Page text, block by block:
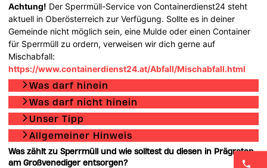
Achtung! Der Sperrmüll-Service von Containerdienst24 steht
aktuell in Oberösterreich zur Verfügung. Sollte es in deiner
Gemeinde nicht möglich sein, eine Mulde oder einen Container
für Sperrmüll zu ordern, verweisen wir dich gerne auf
Mischabfall:
https://www.containerdienst24.at/Abfall/Mischabfall.html
Was darf hinein
Was darf nicht hinein
Unser Tipp
Allgemeiner Hinweis
Was zählt zu Sperrmüll und wie solltest du diesen in Prägraten
am Großvenediger entsorgen?